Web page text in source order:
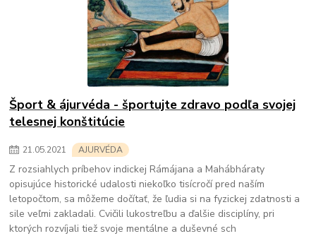
Šport & ájurvéda - športujte zdravo podľa svojej
telesnej konštitúcie
21.05.2021 AJURVÉDA
Z rozsiahlych príbehov indickej Rámájana a Mahábháraty
opisujúce historické udalosti niekoľko tisícročí pred naším
letopočtom, sa môžeme dočítať, že ľudia si na fyzickej zdatnosti a
sile veľmi zakladali. Cvičili lukostreľbu a ďalšie disciplíny, pri
ktorých rozvíjali tiež svoje mentálne a duševné sch